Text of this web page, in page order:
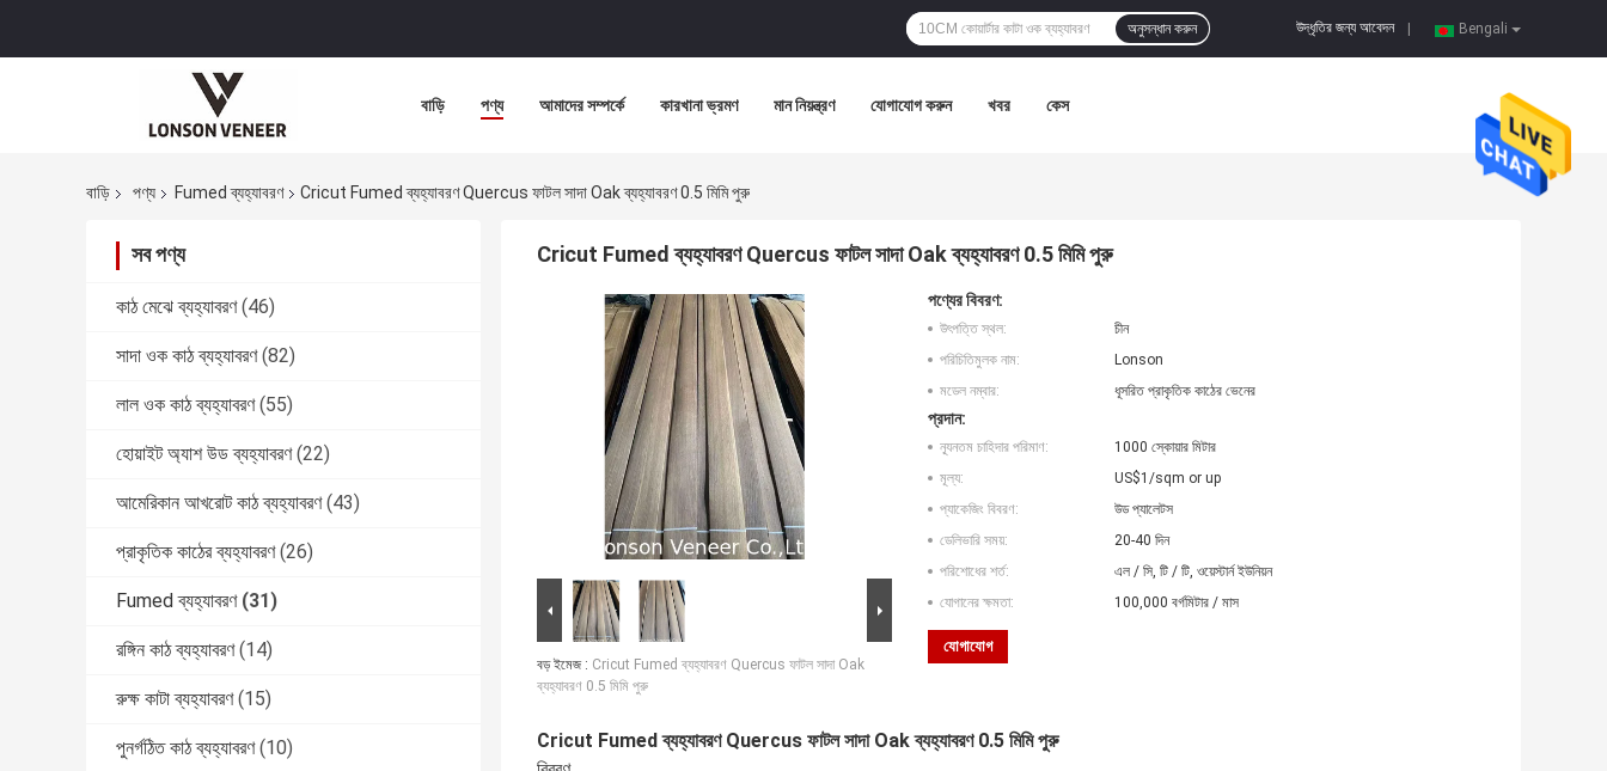
Bengali
উদ্ধৃতির জন্য আবেদন
অনুসন্ধান করুন
বাড়ি পণ্য আমাদের সম্পর্কে কারখানা ভ্রমণ মান নিয়ন্ত্রণ যোগাযোগ করুন খবর কেস
বাড়ি পণ্য Fumed ব্যহ্যাবরণ Cricut Fumed ব্যহ্যাবরণ Quercus ফাটল সাদা Oak ব্যহ্যাবরণ 0.5 মিমি পুরু
সব পণ্য
কাঠ মেঝে ব্যহ্যাবরণ (46)
সাদা ওক কাঠ ব্যহ্যাবরণ (82)
লাল ওক কাঠ ব্যহ্যাবরণ (55)
হোয়াইট অ্যাশ উড ব্যহ্যাবরণ (22)
আমেরিকান আখরোট কাঠ ব্যহ্যাবরণ (43)
প্রাকৃতিক কাঠের ব্যহ্যাবরণ (26)
Fumed ব্যহ্যাবরণ (31)
রঙ্গিন কাঠ ব্যহ্যাবরণ (14)
রুক্ষ কাটা ব্যহ্যাবরণ (15)
পুনর্গঠিত কাঠ ব্যহ্যাবরণ (10)
Cricut Fumed ব্যহ্যাবরণ Quercus ফাটল সাদা Oak ব্যহ্যাবরণ 0.5 মিমি পুরু
বড় ইমেজ : Cricut Fumed ব্যহ্যাবরণ Quercus ফাটল সাদা Oak
ব্যহ্যাবরণ 0.5 মিমি পুরু
পণ্যের বিবরণ:
উৎপত্তি স্থল:
চীন
পরিচিতিমুলক নাম:
Lonson
মডেল নম্বার:
ধূসরিত প্রাকৃতিক কাঠের ভেনের
প্রদান:
ন্যূনতম চাহিদার পরিমাণ:
1000 স্কোয়ার মিটার
মূল্য:
US$1/sqm or up
প্যাকেজিং বিবরণ:
উড প্যালেটস
ডেলিভারি সময়:
20-40 দিন
পরিশোধের শর্ত:
এল / সি, টি / টি, ওয়েস্টার্ন ইউনিয়ন
যোগানের ক্ষমতা:
100,000 বর্গমিটার / মাস
যোগাযোগ
Cricut Fumed ব্যহ্যাবরণ Quercus ফাটল সাদা Oak ব্যহ্যাবরণ 0.5 মিমি পুরু